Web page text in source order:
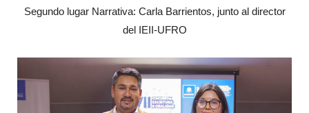
Segundo lugar Narrativa: Carla Barrientos, junto al director
del IEII-UFRO